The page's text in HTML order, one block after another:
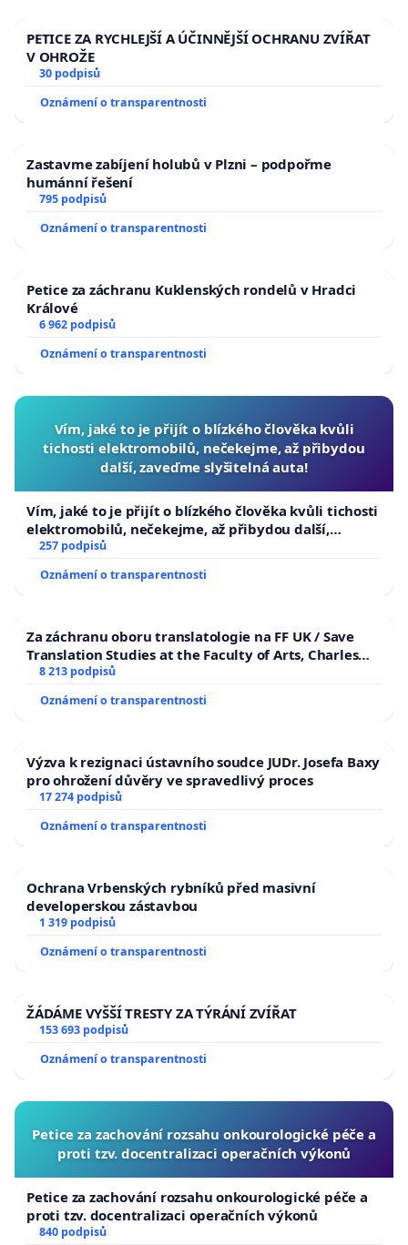
PETICE ZA RYCHLEJŠÍ A ÚČINNĚJŠÍ OCHRANU ZVÍŘAT
V OHROŽE
30 podpisů
Oznámení o transparentnosti
Zastavme zabíjení holubů v Plzni – podpořme
humánní řešení
795 podpisů
Oznámení o transparentnosti
Petice za záchranu Kuklenských rondelů v Hradci
Králové
6 962 podpisů
Oznámení o transparentnosti
Vím, jaké to je přijít o blízkého člověka kvůli
tichosti elektromobilů, nečekejme, až přibydou
další, zaveďme slyšitelná auta!
Vím, jaké to je přijít o blízkého člověka kvůli tichosti
elektromobilů, nečekejme, až přibydou další,
zaveďme slyšitelná auta!
257 podpisů
Oznámení o transparentnosti
Za záchranu oboru translatologie na FF UK / Save
Translation Studies at the Faculty of Arts, Charles
University
8 213 podpisů
Oznámení o transparentnosti
Výzva k rezignaci ústavního soudce JUDr. Josefa Baxy
pro ohrožení důvěry ve spravedlivý proces
17 274 podpisů
Oznámení o transparentnosti
Ochrana Vrbenských rybníků před masivní
developerskou zástavbou
1 319 podpisů
Oznámení o transparentnosti
ŽÁDÁME VYŠŠÍ TRESTY ZA TÝRÁNÍ ZVÍŘAT
153 693 podpisů
Oznámení o transparentnosti
Petice za zachování rozsahu onkourologické péče a
proti tzv. docentralizaci operačních výkonů
Petice za zachování rozsahu onkourologické péče a
proti tzv. docentralizaci operačních výkonů
840 podpisů